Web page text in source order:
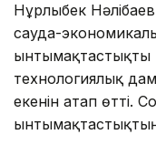
Нұрлыбек
сауда-
ынтымақтастықты
технологиялық
екенін атап өтті.